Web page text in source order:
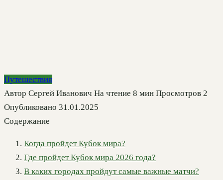
Путешествия
Автор Сергей Иванович На чтение 8 мин Просмотров 2
Опубликовано 31.01.2025
Содержание
Когда пройдет Кубок мира?
Где пройдет Кубок мира 2026 года?
В каких городах пройдут самые важные матчи?